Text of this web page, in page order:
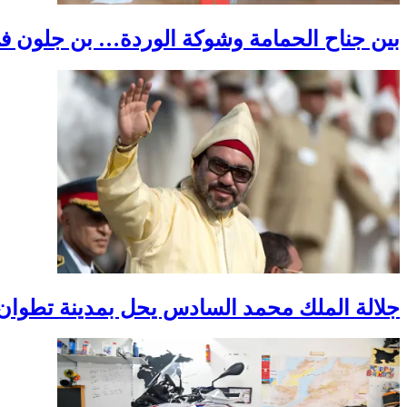
بين جناح الحمامة وشوكة الوردة… بن جلون
جلالة الملك محمد السادس يحل بمدينة